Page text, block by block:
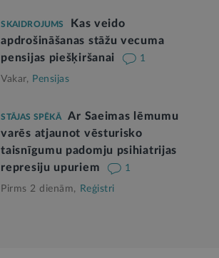
SKAIDROJUMS
Kas veido
apdrošināšanas stāžu vecuma
pensijas piešķiršanai
1
Vakar, Pensijas
STĀJAS SPĒKĀ
Ar Saeimas lēmumu
varēs atjaunot vēsturisko
taisnīgumu padomju psihiatrijas
represiju upuriem
1
Pirms 2 dienām, Reģistri